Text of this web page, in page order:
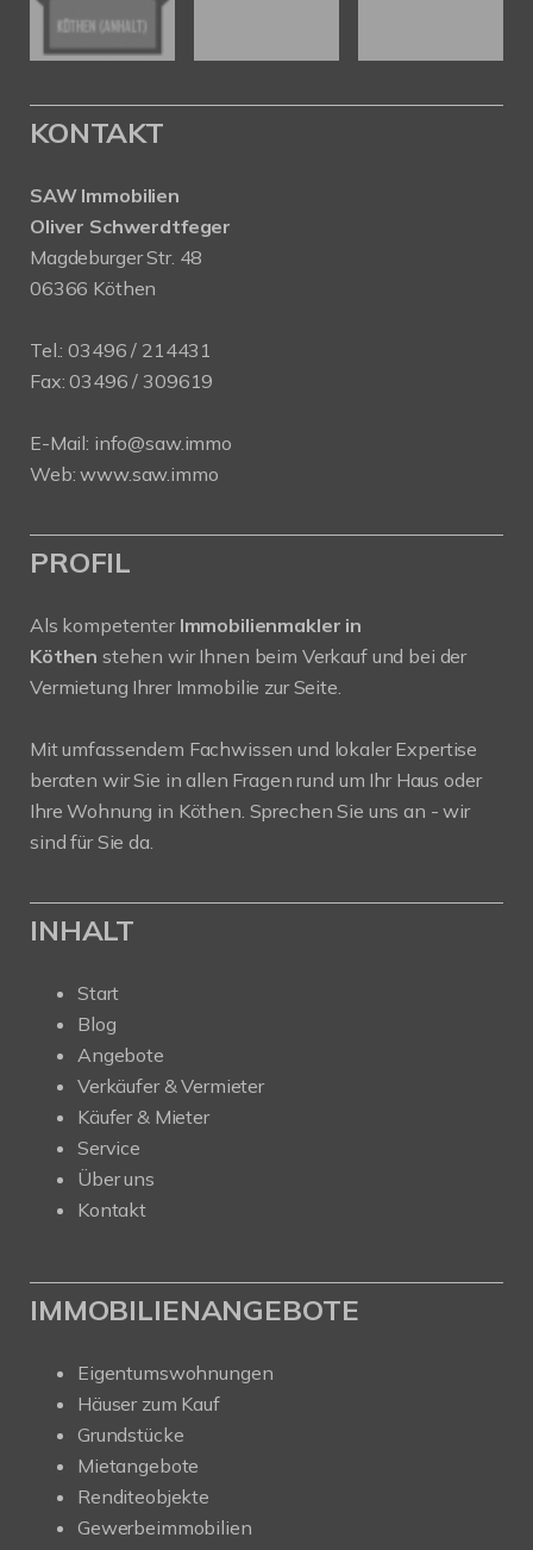
KONTAKT
SAW Immobilien
Oliver Schwerdtfeger
Magdeburger Str. 48
06366 Köthen
Tel.:03496 / 214431
Fax: 03496 / 309619
E-Mail: info@saw.immo
Web:www.saw.immo
PROFIL
Als kompetenter Immobilienmakler in
Köthen stehen wir Ihnen beim Verkauf und bei der
Vermietung Ihrer Immobilie zur Seite.
Mit umfassendem Fachwissen und lokaler Expertise
beraten wir Sie in allen Fragen rund um Ihr Haus oder
Ihre Wohnung in Köthen. Sprechen Sie uns an - wir
sind für Sie da.
INHALT
Start
Blog
Angebote
Verkäufer & Vermieter
Käufer & Mieter
Service
Über uns
Kontakt
IMMOBILIENANGEBOTE
Eigentumswohnungen
Häuser zum Kauf
Grundstücke
Mietangebote
Renditeobjekte
Gewerbeimmobilien